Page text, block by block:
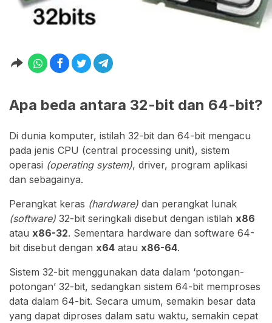
Apa beda antara 32-bit dan 64-bit?
Di dunia komputer, istilah 32-bit dan 64-bit mengacu
pada jenis CPU (central processing unit), sistem
operasi (operating system), driver, program aplikasi
dan sebagainya.
Perangkat keras (hardware) dan perangkat lunak
(software) 32-bit seringkali disebut dengan istilah x86
atau x86-32. Sementara hardware dan software 64-
bit disebut dengan x64 atau x86-64.
Sistem 32-bit menggunakan data dalam ‘potongan-
potongan’ 32-bit, sedangkan sistem 64-bit memproses
data dalam 64-bit. Secara umum, semakin besar data
yang dapat diproses dalam satu waktu, semakin cepat